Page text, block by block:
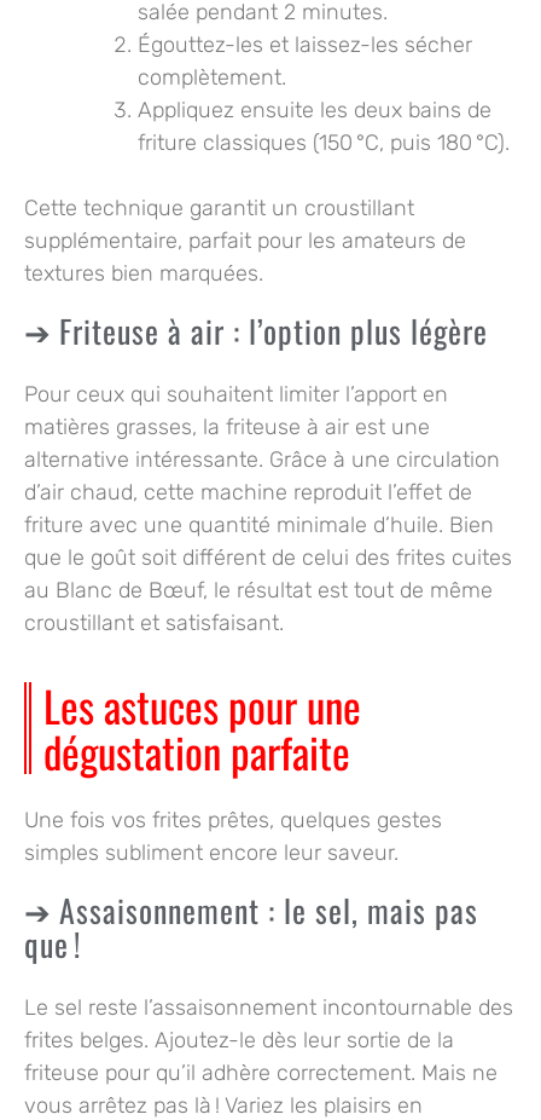
salée pendant 2 minutes.
Égouttez-les et laissez-les sécher
complètement.
Appliquez ensuite les deux bains de
friture classiques (150 °C, puis 180 °C).
Cette technique garantit un croustillant
supplémentaire, parfait pour les amateurs de
textures bien marquées.
Friteuse à air : l’option plus légère
Pour ceux qui souhaitent limiter l’apport en
matières grasses, la friteuse à air est une
alternative intéressante. Grâce à une circulation
d’air chaud, cette machine reproduit l’effet de
friture avec une quantité minimale d’huile. Bien
que le goût soit différent de celui des frites cuites
au Blanc de Bœuf, le résultat est tout de même
croustillant et satisfaisant.
Les astuces pour une
dégustation parfaite
Une fois vos frites prêtes, quelques gestes
simples subliment encore leur saveur.
Assaisonnement : le sel, mais pas
que !
Le sel reste l’assaisonnement incontournable des
frites belges. Ajoutez-le dès leur sortie de la
friteuse pour qu’il adhère correctement. Mais ne
vous arrêtez pas là ! Variez les plaisirs en